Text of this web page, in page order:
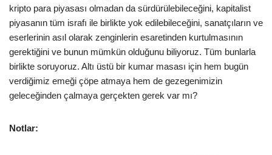
kripto para piyasası olmadan da sürdürülebileceğini, kapitalist
piyasanın tüm israfı ile birlikte yok edilebileceğini, sanatçıların ve
eserlerinin asıl olarak zenginlerin esaretinden kurtulmasının
gerektiğini ve bunun mümkün olduğunu biliyoruz. Tüm bunlarla
birlikte soruyoruz. Altı üstü bir kumar masası için hem bugün
verdiğimiz emeği çöpe atmaya hem de gezegenimizin
geleceğinden çalmaya gerçekten gerek var mı?
Notlar: